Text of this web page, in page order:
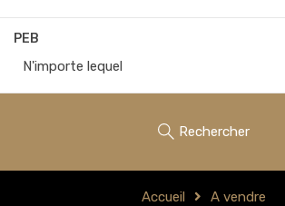
PEB
N'importe lequel
Rechercher
Accueil A vendre